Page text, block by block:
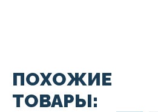
ПОХОЖИЕ
ТОВАРЫ: